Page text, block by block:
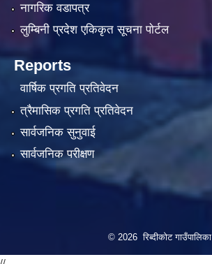
नागरिक वडापत्र
लुम्बिनी प्रदेश एकिकृत सूचना पाेर्टल
Reports
वार्षिक प्रगति प्रतिवेदन
त्रैमासिक प्रगति प्रतिवेदन
सार्वजनिक सुनुवाई
सार्वजनिक परीक्षण
© 2026 रिब्दीकोट गाउँपालिका